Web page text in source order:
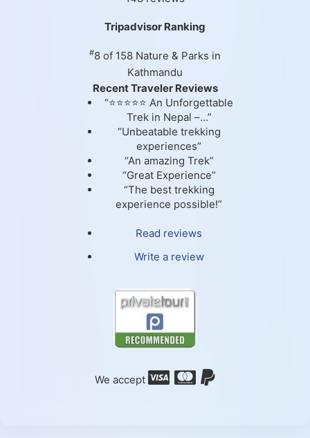
Tripadvisor Ranking
#8 of 158 Nature & Parks in
Kathmandu
Recent Traveler Reviews
“⭐⭐⭐⭐⭐ An Unforgettable
Trek in Nepal –...”
“Unbeatable trekking
experiences”
“An amazing Trek”
“Great Experience”
“The best trekking
experience possible!”
Read reviews
Write a review
We accept